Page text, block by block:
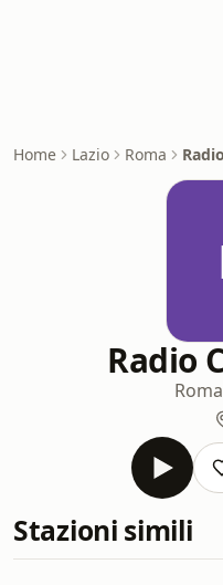
Home Lazio Roma
Radio
Stazioni simili